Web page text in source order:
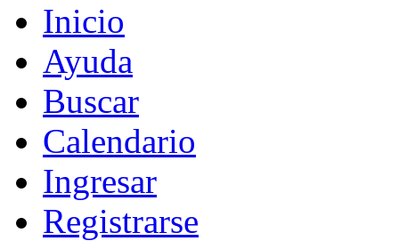
Inicio
Ayuda
Buscar
Calendario
Ingresar
Registrarse